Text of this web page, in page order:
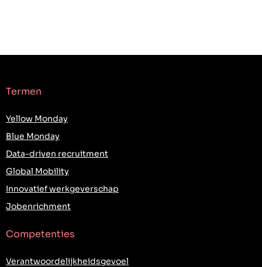
Termen
Yellow Monday
Blue Monday
Data-driven recruitment
Global Mobility
Innovatief werkgeverschap
Jobenrichment
Competenties
Verantwoordelijkheidsgevoel